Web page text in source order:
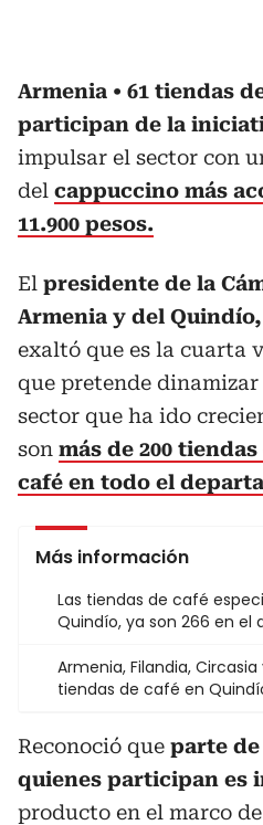
Armenia
61 tiendas
participan de la
impulsar el sector con
del cappuccino más
11.900 pesos.
El presidente de la
Armenia y del
exaltó que es la cuarta
que pretende dinamizar
sector que ha ido
son más de 200
café en todo el
Más información
Las tiendas de café
Quindío, ya son 266 en el
Armenia, Filandia,
tiendas de café en
Reconoció que parte
quienes participan es
producto en el marco